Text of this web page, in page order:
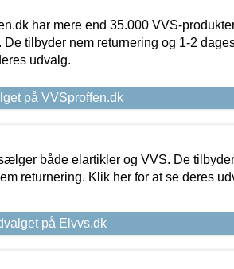
har mere end 35.000 VVS-
De tilbyder nem returnering og 1-2
udvalg.
på VVSproffen.dk
både elartikler og VVS. De
returnering. Klik her for at se deres
på Elvvs.dk